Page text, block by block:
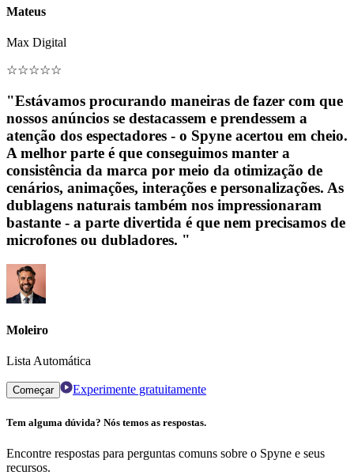
Mateus
Max Digital
☆☆☆☆☆
"Estávamos procurando maneiras de fazer com que
nossos anúncios se destacassem e prendessem a
atenção dos espectadores - o Spyne acertou em cheio.
A melhor parte é que conseguimos manter a
consistência da marca por meio da otimização de
cenários, animações, interações e personalizações. As
dublagens naturais também nos impressionaram
bastante - a parte divertida é que nem precisamos de
microfones ou dubladores. "
Moleiro
Lista Automática
Começar Experimente gratuitamente
Tem alguma dúvida? Nós temos as respostas.
Encontre respostas para perguntas comuns sobre o Spyne e seus
recursos.